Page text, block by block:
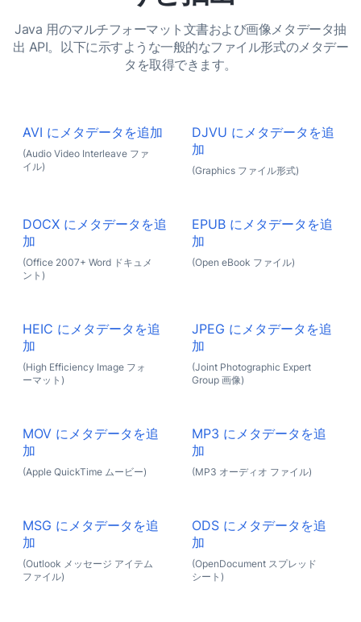
Java 用のマルチフォーマット文書および画像メタデータ抽
出 API。以下に示すような一般的なファイル形式のメタデー
タを取得できます。
AVI にメタデータを追加
(Audio Video Interleave ファ
イル)
DJVU にメタデータを追
加
(Graphics ファイル形式)
DOCX にメタデータを追
加
(Office 2007+ Word ドキュメ
ント)
EPUB にメタデータを追
加
(Open eBook ファイル)
HEIC にメタデータを追
加
(High Efficiency Image フォ
ーマット)
JPEG にメタデータを追
加
(Joint Photographic Expert
Group 画像)
MOV にメタデータを追
加
(Apple QuickTime ムービー)
MP3 にメタデータを追
加
(MP3 オーディオ ファイル)
MSG にメタデータを追
加
(Outlook メッセージ アイテム
ファイル)
ODS にメタデータを追
加
(OpenDocument スプレッド
シート)